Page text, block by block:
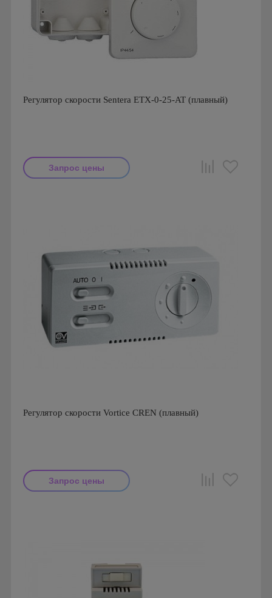
Регулятор скорости Sentera ETX-0-25-AT (плавный)
Запрос цены
Регулятор скорости Vortice CREN (плавный)
Запрос цены